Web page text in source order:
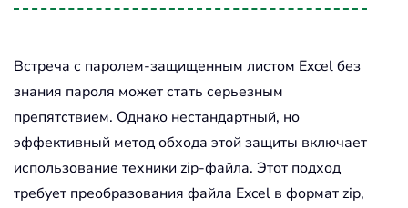
Встреча с паролем-защищенным листом Excel без
знания пароля может стать серьезным
препятствием. Однако нестандартный, но
эффективный метод обхода этой защиты включает
использование техники zip-файла. Этот подход
требует преобразования файла Excel в формат zip,